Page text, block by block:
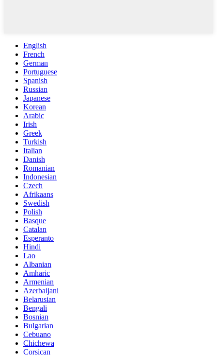
English
French
German
Portuguese
Spanish
Russian
Japanese
Korean
Arabic
Irish
Greek
Turkish
Italian
Danish
Romanian
Indonesian
Czech
Afrikaans
Swedish
Polish
Basque
Catalan
Esperanto
Hindi
Lao
Albanian
Amharic
Armenian
Azerbaijani
Belarusian
Bengali
Bosnian
Bulgarian
Cebuano
Chichewa
Corsican